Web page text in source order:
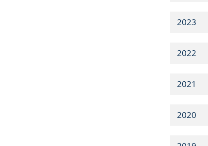
2023
2022
2021
2020